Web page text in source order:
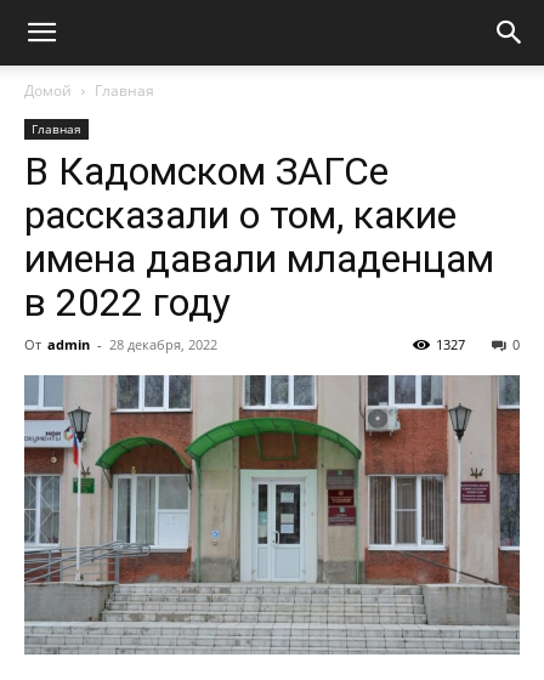
Домой Главная
Главная
В Кадомском ЗАГСе
рассказали о том, какие
имена давали младенцам
в 2022 году
От admin - 28 декабря, 2022 0
1327